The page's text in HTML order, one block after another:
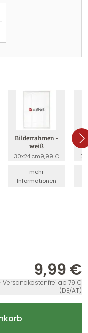
Bilderrahmen -
weiß
30x24 cm9,99 €
mehr
Informationen
9,99 €
· Versandkostenfrei ab 79 €
(DE/AT)